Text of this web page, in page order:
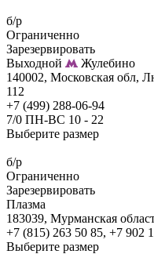
б/р
Ограниченно
Зарезервировать
Выходной
Жулебино
140002, Московская обл,
112
+7 (499) 288-06-94
7/0 ПН-ВС 10 - 22
Выберите размер
б/р
Ограниченно
Зарезервировать
Плазма
183039, Мурманская
+7 (815) 263 50 85, +7 902
Выберите размер